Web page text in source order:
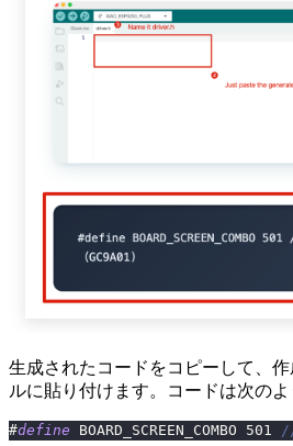
生成されたコードをコピーして、作
ルに貼り付けます。コードは次のよ
#define BOARD_SCREEN_COMBO 501